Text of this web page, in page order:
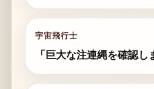
宇宙飛行士
「巨大な注連縄を確認し